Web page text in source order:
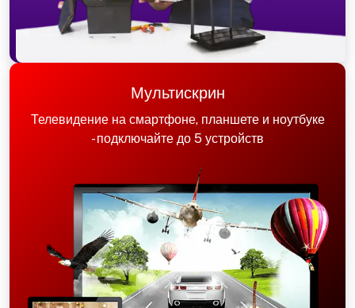
Мультискрин
Телевидение на смартфоне, планшете и ноутбуке
- подключайте до 5 устройств